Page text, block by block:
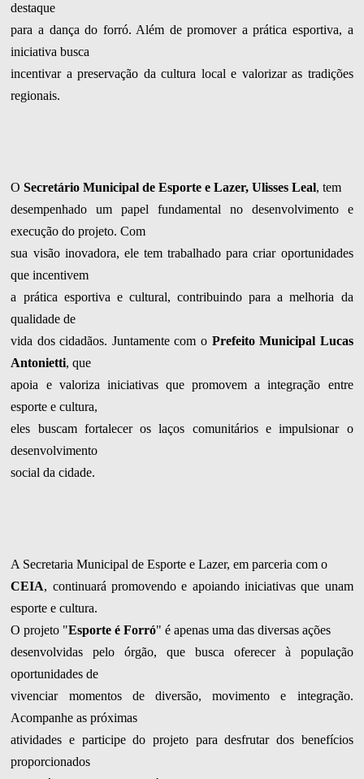
destaque
para a dança do forró. Além de promover a prática esportiva, a
iniciativa busca
incentivar a preservação da cultura local e valorizar as tradições
regionais.
OSecretário Municipal de Esporte e Lazer, Ulisses Leal, tem
desempenhado um papel fundamental no desenvolvimento e
execução do projeto. Com
sua visão inovadora, ele tem trabalhado para criar oportunidades
que incentivem
a prática esportiva e cultural, contribuindo para a melhoria da
qualidade de
vida dos cidadãos. Juntamente com o Prefeito Municipal Lucas
Antonietti, que
apoia e valoriza iniciativas que promovem a integração entre
esporte e cultura,
eles buscam fortalecer os laços comunitários e impulsionar o
desenvolvimento
social da cidade.
A Secretaria Municipal de Esporte e Lazer, em parceria com o
CEIA, continuará promovendo e apoiando iniciativas que unam
esporte e cultura.
O projeto "Esporte é Forró" é apenas uma das diversas ações
desenvolvidas pelo órgão, que busca oferecer à população
oportunidades de
vivenciar momentos de diversão, movimento e integração.
Acompanhe as próximas
atividades e participe do projeto para desfrutar dos benefícios
proporcionados